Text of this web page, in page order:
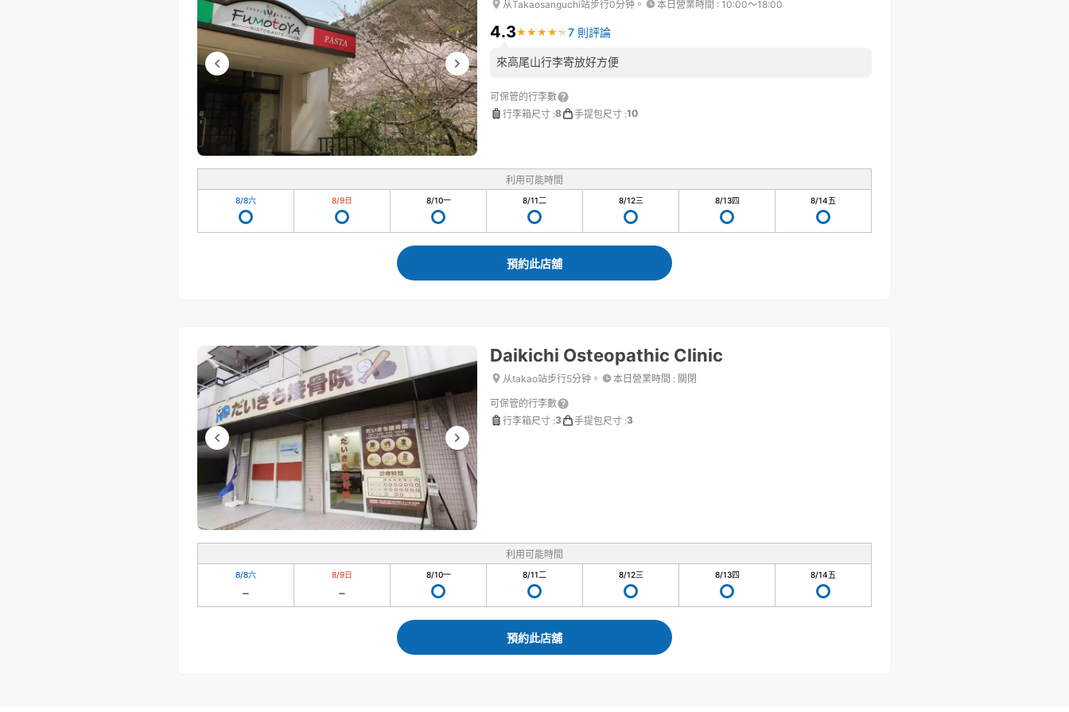
从Takaosanguchi站步行0分钟。 本日營業時間 : 10:00〜18:00
4.3★ ★ ★ ★ ★
★ ★ ★ ★ ★ 7 則評論
來高尾山行李寄放好方便
可保管的行李數
行李箱尺寸 :8 手提包尺寸 :10
利用可能時間
8/8六 8/9日 8/10一 8/11二 8/12三 8/13四 8/14五
預約此店舖
Daikichi Osteopathic Clinic
从takao站步行5分钟。 本日營業時間 : 關閉
可保管的行李數
行李箱尺寸 :3 手提包尺寸 :3
利用可能時間
8/8六 8/9日 8/10一 8/11二 8/12三 8/13四 8/14五
預約此店舖